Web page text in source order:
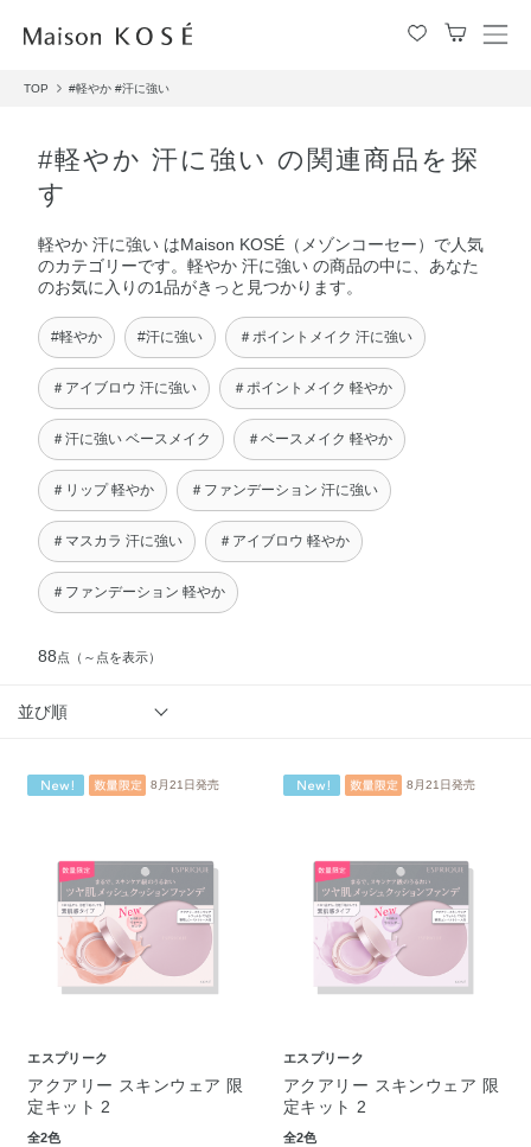
メ
TOP #軽やか #汗に強い
#軽やか 汗に強い の関連商品を探
す
軽やか 汗に強い はMaison KOSÉ（メゾンコーセー）で人気
のカテゴリーです。軽やか 汗に強い の商品の中に、あなた
のお気に入りの1品がきっと見つかります。
#軽やか #汗に強い ＃ポイントメイク 汗に強い
＃アイブロウ 汗に強い ＃ポイントメイク 軽やか
＃汗に強い ベースメイク ＃ベースメイク 軽やか
＃リップ 軽やか ＃ファンデーション 汗に強い
＃マスカラ 汗に強い ＃アイブロウ 軽やか
＃ファンデーション 軽やか
88点 （～点を表示）
並び順
8月21日発売
エスプリーク
アクアリー スキンウェア 限
定キット 2
全2色
8月21日発売
エスプリーク
アクアリー スキンウェア 限
定キット 2
全2色